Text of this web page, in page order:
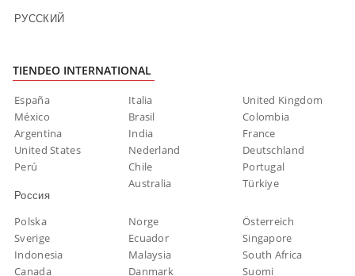
РУССКИЙ
TIENDEO INTERNATIONAL
España Italia
United Kingdom
México
Brasil
Colombia
Argentina
India
France
United States
Nederland
Deutschland
Perú
Chile
Portugal
Россия
Australia Türkiye
Polska Norge
Österreich
Sverige
Ecuador
Singapore
Indonesia
Malaysia
South Africa
Canada
Danmark Suomi